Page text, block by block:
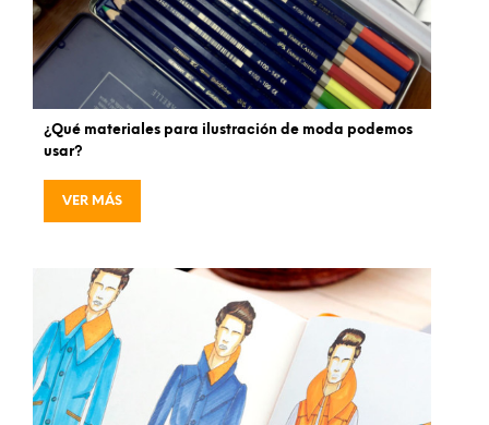
¿Qué materiales para ilustración de moda podemos
usar?
VER MÁS